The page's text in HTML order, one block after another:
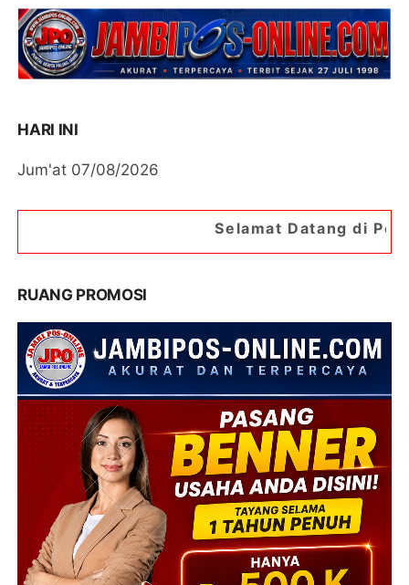
HARI INI
Jum'at 07/08/2026
Selamat Datang di Portal
RUANG PROMOSI